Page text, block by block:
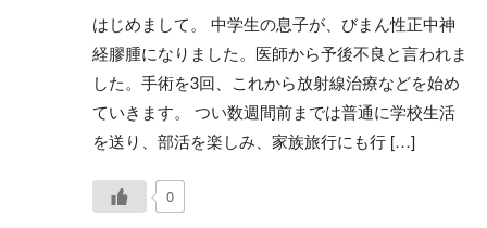
はじめまして。 中学生の息子が、びまん性正中神
経膠腫になりました。医師から予後不良と言われま
した。手術を3回、これから放射線治療などを始め
ていきます。 つい数週間前までは普通に学校生活
を送り、部活を楽しみ、家族旅行にも行 […]
0